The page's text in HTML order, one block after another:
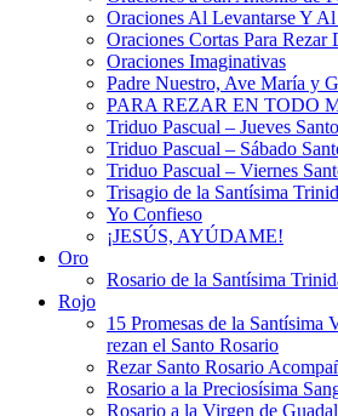
Oraciones Al Levantarse Y Al
Oraciones Cortas Para Rezar
Oraciones Imaginativas
Padre Nuestro, Ave María y
PARA REZAR EN TODO
Triduo Pascual – Jueves Santo
Triduo Pascual – Sábado
Triduo Pascual – Viernes
Trisagio de la Santísima
Yo Confieso
¡JESÚS, AYÚDAME!
Oro
Rosario de la Santísima
Rojo
15 Promesas de la Santísima
rezan el Santo Rosario
Rezar Santo Rosario
Rosario a la Preciosísima
Rosario a la Virgen de